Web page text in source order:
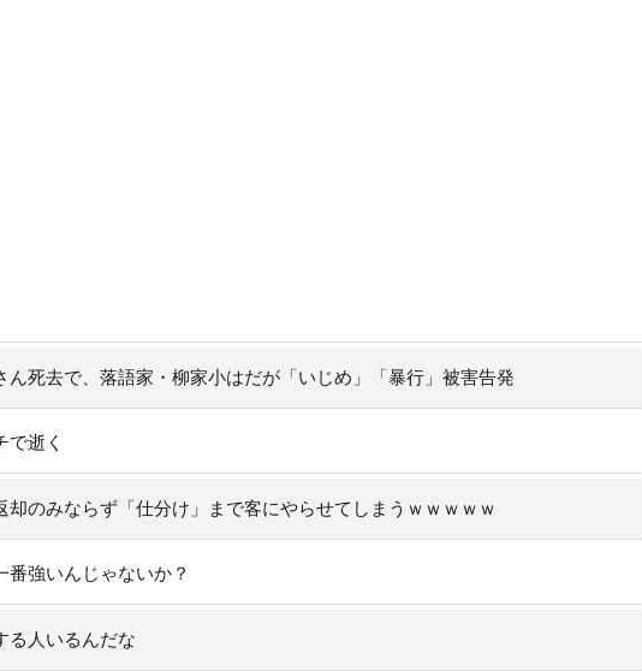
死去で、落語家・柳家小はだが「いじめ」「暴行」被害告発
で逝く
却のみならず「仕分け」まで客にやらせてしまうｗｗｗｗｗ
番強いんじゃないか？
る人いるんだな